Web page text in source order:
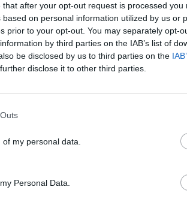
after your opt-out request is processed you
on personal information utilized by us or
prior to your opt-out. You may separately opt-
by third parties on the IAB’s list of
be disclosed by us to third parties on the
disclose it to other third parties.
my personal data.
Personal Data.